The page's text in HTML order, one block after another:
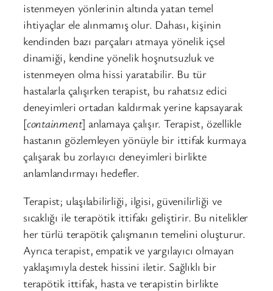
istenmeyen yönlerinin altında yatan temel
ihtiyaçlar ele alınmamış olur. Dahası, kişinin
kendinden bazı parçaları atmaya yönelik içsel
dinamiği, kendine yönelik hoşnutsuzluk ve
istenmeyen olma hissi yaratabilir. Bu tür
hastalarla çalışırken terapist, bu rahatsız edici
deneyimleri ortadan kaldırmak yerine kapsayarak
[containment] anlamaya çalışır. Terapist, özellikle
hastanın gözlemleyen yönüyle bir ittifak kurmaya
çalışarak bu zorlayıcı deneyimleri birlikte
anlamlandırmayı hedefler.
Terapist; ulaşılabilirliği, ilgisi, güvenilirliği ve
sıcaklığı ile terapötik ittifakı geliştirir. Bu nitelikler
her türlü terapötik çalışmanın temelini oluşturur.
Ayrıca terapist, empatik ve yargılayıcı olmayan
yaklaşımıyla destek hissini iletir. Sağlıklı bir
terapötik ittifak, hasta ve terapistin birlikte